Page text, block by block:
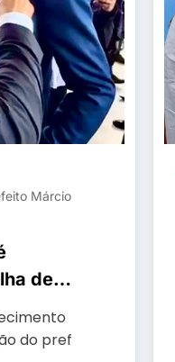
Márcio
de
do pref